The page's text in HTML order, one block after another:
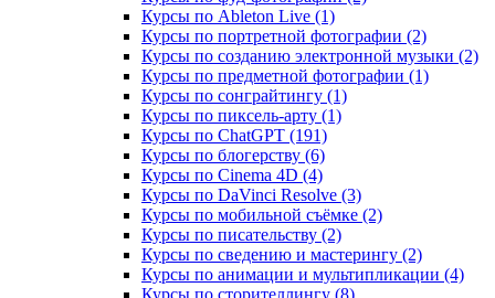
Курсы по Ableton Live (1)
Курсы по портретной фотографии (2)
Курсы по созданию электронной музыки (2)
Курсы по предметной фотографии (1)
Курсы по сонграйтингу (1)
Курсы по пиксель-арту (1)
Курсы по ChatGPT (191)
Курсы по блогерству (6)
Курсы по Cinema 4D (4)
Курсы по DaVinci Resolve (3)
Курсы по мобильной съёмке (2)
Курсы по писательству (2)
Курсы по сведению и мастерингу (2)
Курсы по анимации и мультипликации (4)